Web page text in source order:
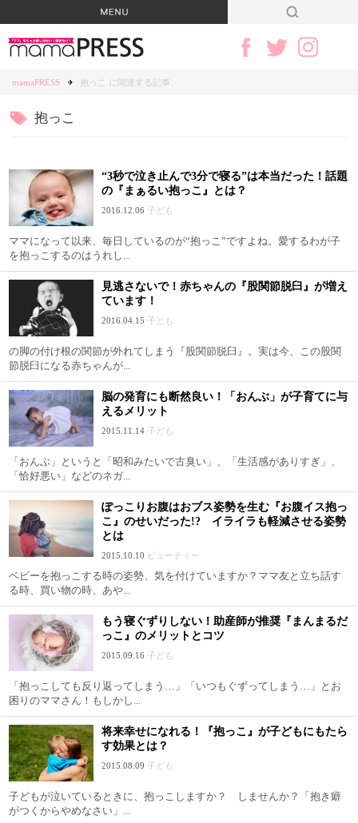
mamaPRESS 抱っこ に関連する記事
抱っこ
“3秒で泣き止んで3分で寝る”は本当だった！話題
の『まぁるい抱っこ』とは？
2016.12.06 子ども
ママになって以来、毎日しているのが“抱っこ”ですよね。愛するわが子
を抱っこするのはうれし...
見逃さないで！赤ちゃんの『股関節脱臼』が増え
ています！
2016.04.15 子ども
の脚の付け根の関節が外れてしまう『股関節脱臼』。実は今、この股関
節脱臼になる赤ちゃんが...
脳の発育にも断然良い！「おんぶ」が子育てに与
えるメリット
2015.11.14 子ども
「おんぶ」というと「昭和みたいで古臭い」、「生活感がありすぎ」、
「恰好悪い」などのネガ...
ぽっこりお腹はおブス姿勢を生む『お腹イス抱っ
こ』のせいだった!? イライラも軽減させる姿勢
とは
2015.10.10 ビューティー
ベビーを抱っこする時の姿勢、気を付けていますか？ママ友と立ち話す
る時、買い物の時、あや...
もう寝ぐずりしない！助産師が推奨『まんまるだ
っこ』のメリットとコツ
2015.09.16 子ども
「抱っこしても反り返ってしまう…」「いつもぐずってしまう…」とお
困りのママさん！もしかし...
将来幸せになれる！『抱っこ』が子どもにもたら
す効果とは？
2015.08.09 子ども
子どもが泣いているときに、抱っこしますか？ しませんか？「抱き癖
がつくからやめなさい」...